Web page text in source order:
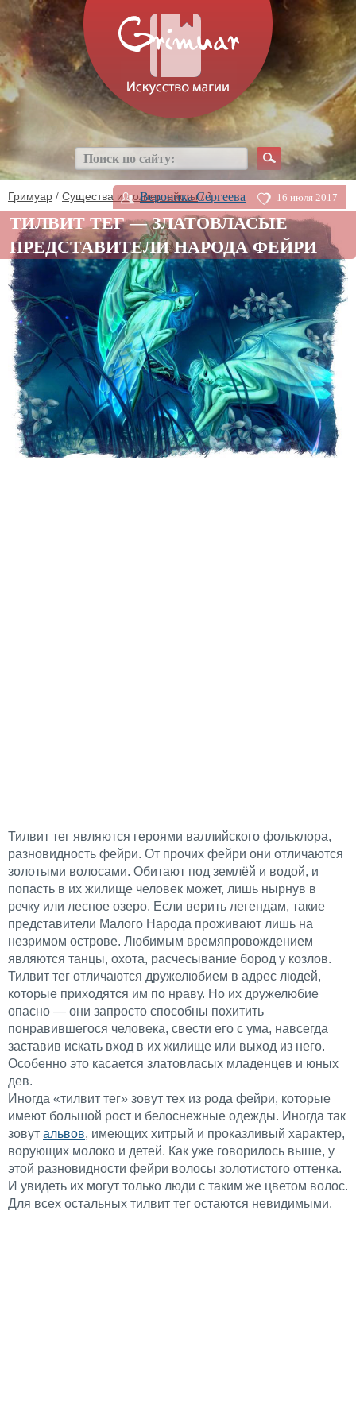
Гримуар / Существа и полтергейсты/ ⤵
ТИЛВИТ ТЕГ — ЗЛАТОВЛАСЫЕ
ПРЕДСТАВИТЕЛИ НАРОДА ФЕЙРИ
Вероника Сергеева 16 июля 2017
Тилвит тег являются героями валлийского фольклора,
разновидность фейри. От прочих фейри они отличаются
золотыми волосами. Обитают под землёй и водой, и
попасть в их жилище человек может, лишь нырнув в
речку или лесное озеро. Если верить легендам, такие
представители Малого Народа проживают лишь на
незримом острове. Любимым времяпровождением
являются танцы, охота, расчесывание бород у козлов.
Тилвит тег отличаются дружелюбием в адрес людей,
которые приходятся им по нраву. Но их дружелюбие
опасно — они запросто способны похитить
понравившегося человека, свести его с ума, навсегда
заставив искать вход в их жилище или выход из него.
Особенно это касается златовласых младенцев и юных
дев.
Иногда «тилвит тег» зовут тех из рода фейри, которые
имеют большой рост и белоснежные одежды. Иногда так
зовут альвов, имеющих хитрый и проказливый характер,
ворующих молоко и детей. Как уже говорилось выше, у
этой разновидности фейри волосы золотистого оттенка.
И увидеть их могут только люди с таким же цветом волос.
Для всех остальных тилвит тег остаются невидимыми.